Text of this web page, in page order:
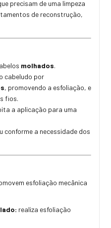
precisam de uma limpeza
de reconstrução,
molhados.
cabeludo por
, promovendo a esfoliação, e
fios.
a aplicação para uma
conforme a necessidade dos
esfoliação mecânica
realiza esfoliação